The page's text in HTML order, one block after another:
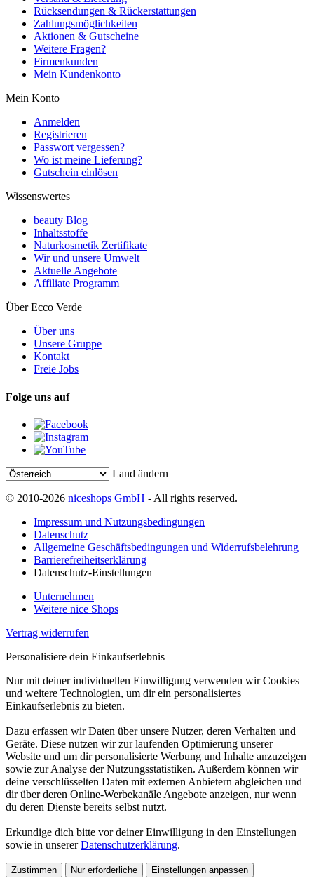
Rücksendungen & Rückerstattungen
Zahlungsmöglichkeiten
Aktionen & Gutscheine
Weitere Fragen?
Firmenkunden
Mein Kundenkonto
Mein Konto
Anmelden
Registrieren
Passwort vergessen?
Wo ist meine Lieferung?
Gutschein einlösen
Wissenswertes
beauty Blog
Inhaltsstoffe
Naturkosmetik Zertifikate
Wir und unsere Umwelt
Aktuelle Angebote
Affiliate Programm
Über Ecco Verde
Über uns
Unsere Gruppe
Kontakt
Freie Jobs
Folge uns auf
Land ändern
© 2010-2026 niceshops GmbH - All rights reserved.
Impressum und Nutzungsbedingungen
Datenschutz
Allgemeine Geschäftsbedingungen und Widerrufsbelehrung
Barrierefreiheitserklärung
Datenschutz-Einstellungen
Unternehmen
Weitere nice Shops
Vertrag widerrufen
Personalisiere dein Einkaufserlebnis
Nur mit deiner individuellen Einwilligung verwenden wir Cookies
und weitere Technologien, um dir ein personalisiertes
Einkaufserlebnis zu bieten.
Dazu erfassen wir Daten über unsere Nutzer, deren Verhalten und
Geräte. Diese nutzen wir zur laufenden Optimierung unserer
Website und um dir personalisierte Werbung und Inhalte anzuzeigen
sowie zur Analyse der Nutzungsstatistiken. Außerdem können wir
deine verschlüsselten Daten mit externen Anbietern abgleichen und
dir über deren Online-Werbekanäle Angebote anzeigen, nur wenn
du deren Dienste bereits selbst nutzt.
Erkundige dich bitte vor deiner Einwilligung in den Einstellungen
sowie in unsererDatenschutzerklärung.
Zustimmen Nur erforderliche Einstellungen anpassen